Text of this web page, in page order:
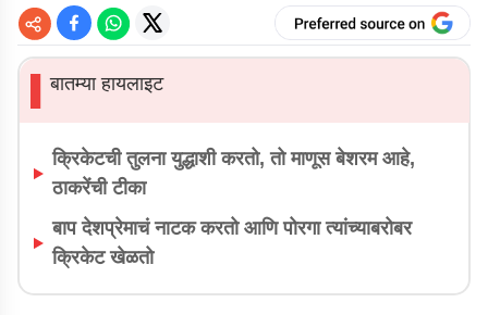
▌बातम्या हायलाइट
क्रिकेटची तुलना युद्धाशी करतो, तो माणूस बेशरम आहे,
ठाकरेंची टीका
बाप देशप्रेमाचं नाटक करतो आणि पोरगा त्यांच्याबरोबर
क्रिकेट खेळतो